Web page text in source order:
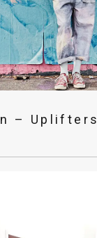
– Uplifters